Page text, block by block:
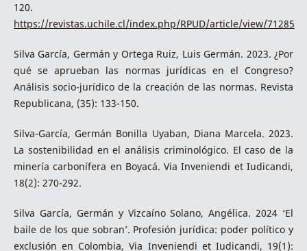
120.
https://revistas.uchile.cl/index.php/RPUD/article/view/71285
Silva García, Germán y Ortega Ruiz, Luis Germán. 2023. ¿Por
qué se aprueban las normas jurídicas en el Congreso?
Análisis socio-jurídico de la creación de las normas. Revista
Republicana, (35): 133-150.
Silva-García, Germán Bonilla Uyaban, Diana Marcela. 2023.
La sostenibilidad en el análisis criminológico. El caso de la
minería carbonífera en Boyacá. Via Inveniendi et Iudicandi,
18(2): 270-292.
Silva García, Germán y Vizcaíno Solano, Angélica. 2024 ‘El
baile de los que sobran’. Profesión jurídica: poder político y
exclusión en Colombia, Via Inveniendi et Iudicandi, 19(1):